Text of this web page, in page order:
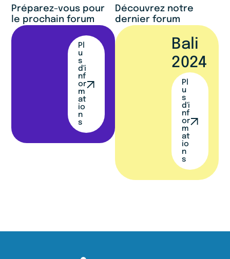
Préparez-vous pour
le prochain forum
Pl
u
s
d'i
nf
or
m
at
io
n
s
Découvrez notre
dernier forum
Bali
2024
Pl
u
s
d'i
nf
or
m
at
io
n
s